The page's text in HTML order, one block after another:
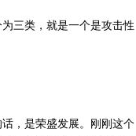
三类，就是一个是攻击性
，是荣盛发展。刚刚这个